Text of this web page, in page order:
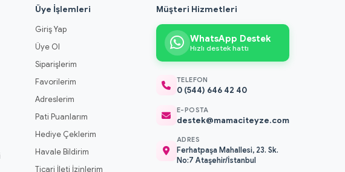
Üye İşlemleri
Giriş Yap
Üye Ol
Siparişlerim
Favorilerim
Adreslerim
Pati Puanlarım
Hediye Çeklerim
Havale Bildirim
Ticari İleti İzinlerim
Müşteri Hizmetleri
WhatsApp Destek
Hızlı destek hattı
TELEFON
0 (544) 646 42 40
E-POSTA
destek@mamaciteyze.com
ADRES
Ferhatpaşa Mahallesi, 23. Sk.
No:7 Ataşehir/İstanbul